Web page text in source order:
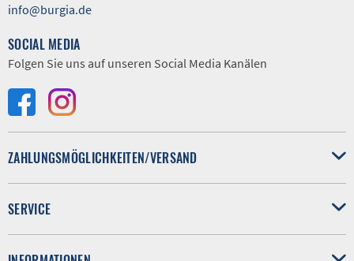
info@burgia.de
SOCIAL MEDIA
Folgen Sie uns auf unseren Social Media Kanälen
ZAHLUNGSMÖGLICHKEITEN/VERSAND
SERVICE